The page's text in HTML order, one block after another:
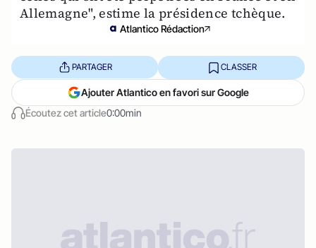
Allemagne", estime la présidence tchèque.
Atlantico Rédaction
Écoutez cet article0:00min
PARTAGER CLASSER
Ajouter Atlantico en favori sur Google